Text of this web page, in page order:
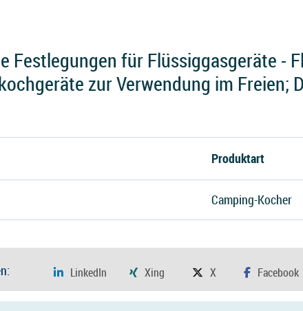
Festlegungen für Flüssiggasgeräte -
zur Verwendung im Freien;
Produktart
Camping-Kocher